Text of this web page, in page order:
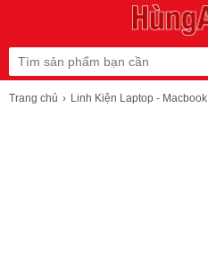
Trang chủ Linh Kiện Laptop - Macbook